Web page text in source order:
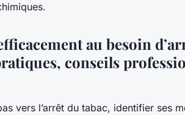
au besoin
conseils
vers l’arrêt du tabac, identifier ses